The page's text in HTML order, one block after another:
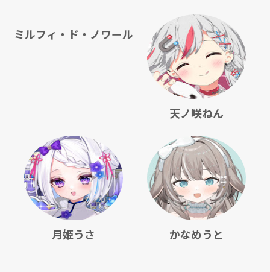
ミルフィ・ド・ノワール
天ノ咲ねん
月姫うさ かなめうと